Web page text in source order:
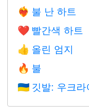
❤️‍🔥 불 난 하트
❤️ 빨간색 하트
👍 올린 엄지
🔥 불
🇺🇦 깃발: 우크